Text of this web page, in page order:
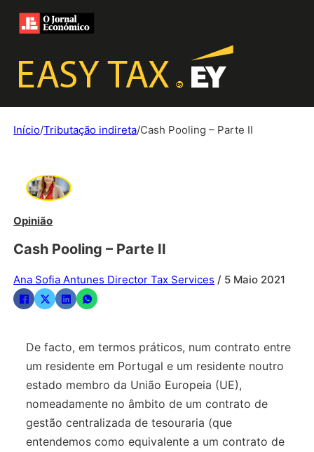
Início/Tributação indireta/Cash Pooling – Parte II
Opinião
Cash Pooling – Parte II
Ana Sofia Antunes Director Tax Services / 5 Maio 2021
De facto, em termos práticos, num contrato entre
um residente em Portugal e um residente noutro
estado membro da União Europeia (UE),
nomeadamente no âmbito de um contrato de
gestão centralizada de tesouraria (que
entendemos como equivalente a um contrato de